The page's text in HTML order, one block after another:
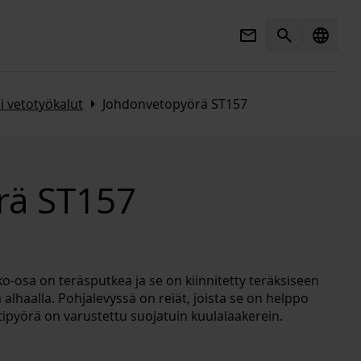
Mail Search language
vetotyökalut Arrow_right Johdonvetopyörä ST157
ST157
osa on teräsputkea ja se on kiinnitetty teräksiseen
Pohjalevyssä on reiät, joista se on helppo
on varustettu suojatuin kuulalaakerein.